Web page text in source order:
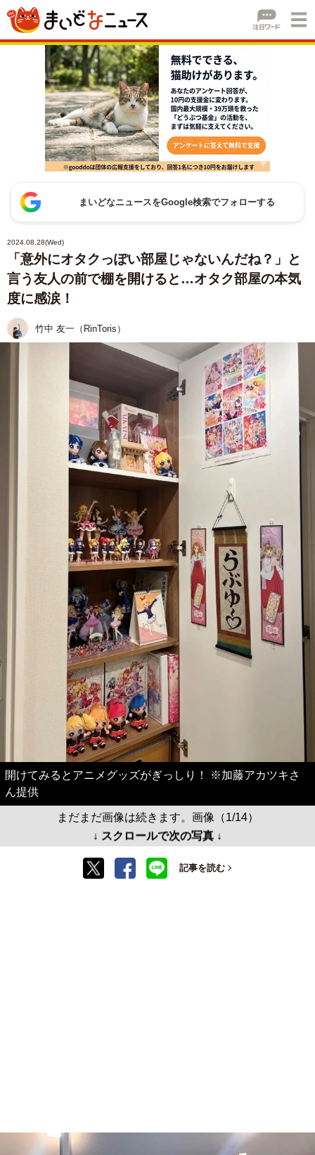
まいどなニュースをGoogle検索でフォローする
2024.08.28(Wed)
「意外にオタクっぽい部屋じゃないんだね？」と
言う友人の前で棚を開けると…オタク部屋の本気
度に感涙！
竹中 友一（RinToris）
開けてみるとアニメグッズがぎっしり！ ※加藤アカツキさ
ん提供
まだまだ画像は続きます。画像（1/14）
↓ スクロールで次の写真 ↓
記事を読む